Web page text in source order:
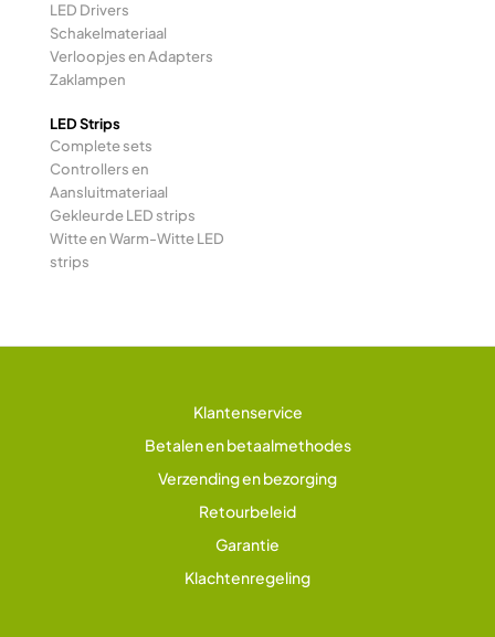
LED Drivers
Schakelmateriaal
Verloopjes en Adapters
Zaklampen
LED Strips
Complete sets
Controllers en
Aansluitmateriaal
Gekleurde LED strips
Witte en Warm-Witte LED
strips
Klantenservice
Betalen en betaalmethodes
Verzending en bezorging
Retourbeleid
Garantie
Klachtenregeling